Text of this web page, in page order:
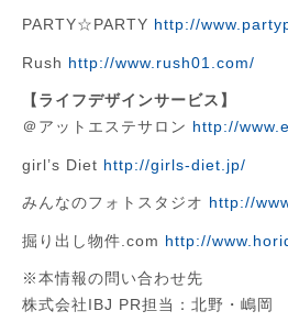
PARTY☆PARTY http://
Rush http://www.rush01.com/
【ライフデザインサービス】
＠アットエステサロン http://
girl’s Diet http://girls-diet.jp/
みんなのフォトスタジオ http://
掘り出し物件.com http://
※本情報の問い合わせ先
株式会社IBJ PR担当：北野・嶋岡